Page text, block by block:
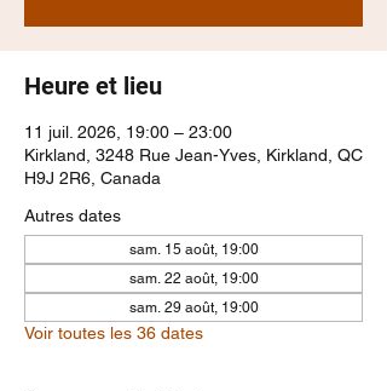
Heure et lieu
11 juil. 2026, 19:00 – 23:00
Kirkland, 3248 Rue Jean-Yves, Kirkland, QC
H9J 2R6, Canada
Autres dates
sam. 15 août, 19:00
sam. 22 août, 19:00
sam. 29 août, 19:00
Voir toutes les 36 dates